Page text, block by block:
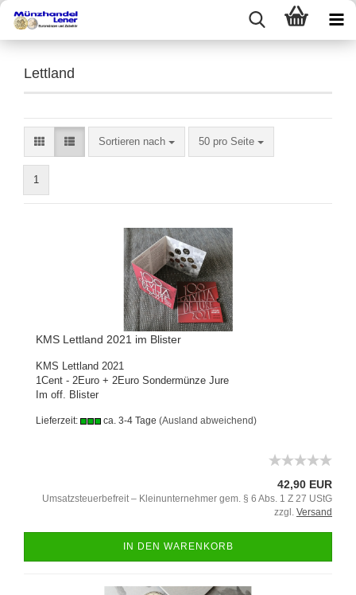
Lettland
Sortieren nach 50 pro Seite
1
KMS Lettland 2021 im Blister
KMS Lettland 2021
1Cent - 2Euro + 2Euro Sondermünze Jure
Im off. Blister
Lieferzeit: ca. 3-4 Tage (Ausland abweichend)
42,90 EUR
Umsatzsteuerbefreit – Kleinunternehmer gem. § 6 Abs. 1 Z 27 UStG
zzgl. Versand
IN DEN WARENKORB